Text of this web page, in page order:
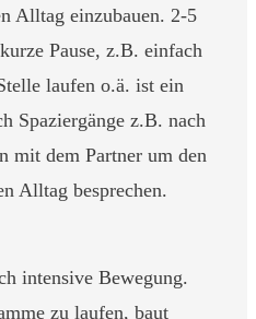
Alltag einzubauen. 2-5
Pause, z.B. einfach
laufen o.ä. ist ein
Spaziergänge z.B. nach
mit dem Partner um den
Alltag besprechen.
intensive Bewegung.
zu laufen, baut